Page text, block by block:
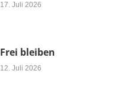
17. Juli 2026
Frei bleiben
12. Juli 2026